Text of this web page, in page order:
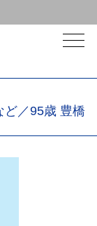
ど／95歳 豊橋